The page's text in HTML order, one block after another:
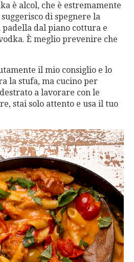
è alcol, che è estremamente
di spegnere la
dal piano cottura e
È meglio prevenire che
il mio consiglio e lo
la stufa, ma cucino per
a lavorare con le
stai solo attento e usa il tuo